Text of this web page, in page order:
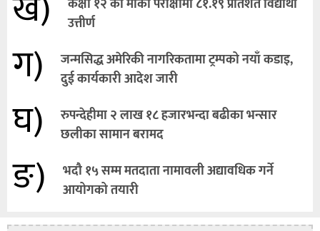
उत्तीर्ण
ग)
जन्मसिद्ध अमेरिकी नागरिकतामा ट्रम्पको नयाँ कडाइ,
दुई कार्यकारी आदेश जारी
घ)
रुपन्देहीमा २ लाख १८ हजारभन्दा बढीका भन्सार
छलीका सामान बरामद
ङ)
भदौ १५ सम्म मतदाता नामावली अद्यावधिक गर्ने
आयोगको तयारी